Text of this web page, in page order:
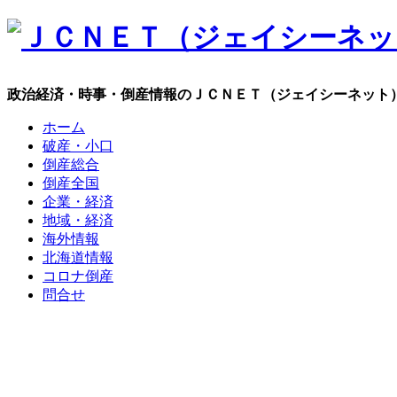
政治経済・時事・倒産情報のＪＣＮＥＴ（ジェイシーネット）
ホーム
破産・小口
倒産総合
倒産全国
企業・経済
地域・経済
海外情報
北海道情報
コロナ倒産
問合せ